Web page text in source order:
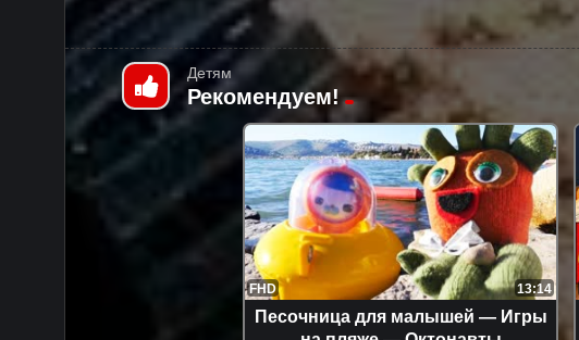
Детям
Рекомендуем!
FHD 13:14
Песочница для малышей — Игры